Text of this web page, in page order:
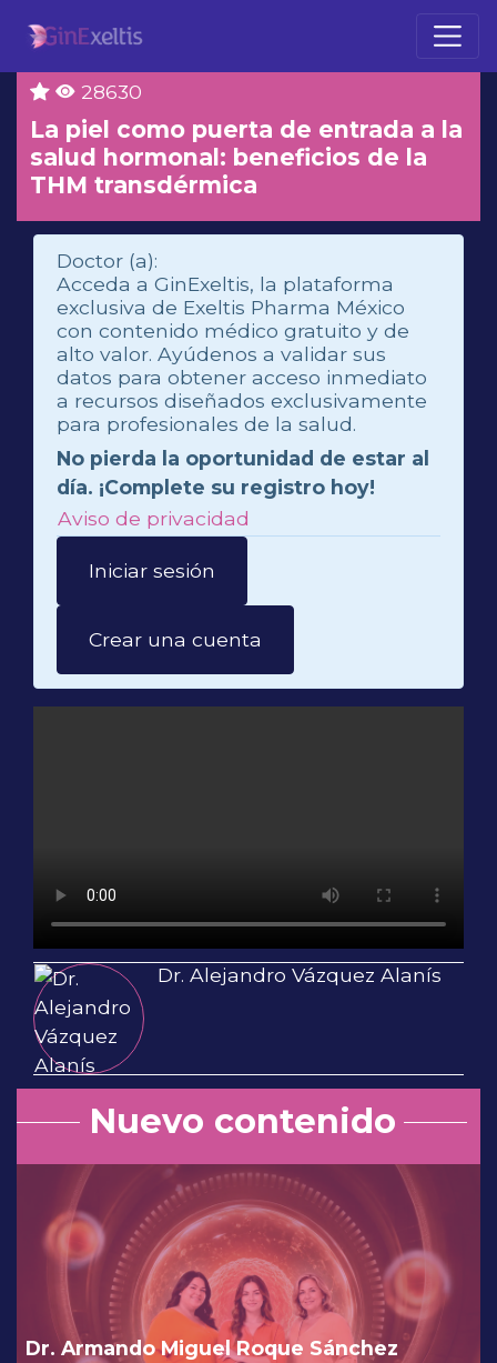
28630
La piel como puerta de entrada a la
salud hormonal: beneficios de la
THM transdérmica
Doctor (a):
Acceda a GinExeltis, la plataforma
exclusiva de Exeltis Pharma México
con contenido médico gratuito y de
alto valor. Ayúdenos a validar sus
datos para obtener acceso inmediato
a recursos diseñados exclusivamente
para profesionales de la salud.
No pierda la oportunidad de estar al
día. ¡Complete su registro hoy!
Aviso de privacidad
Iniciar sesión
Crear una cuenta
Dr. Alejandro Vázquez Alanís
Nuevo contenido
Dr. Armando Miguel Roque Sánchez